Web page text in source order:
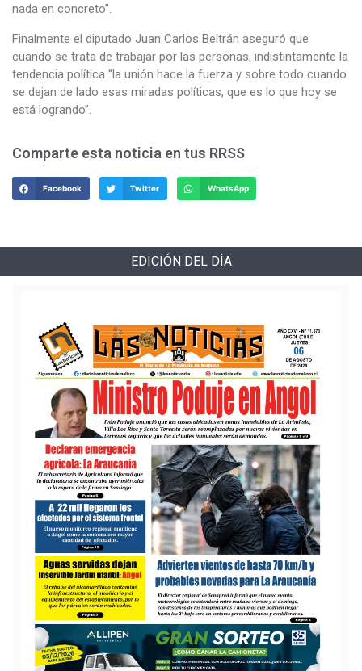
nada en concreto”.
Finalmente el diputado Juan Carlos Beltrán aseguró que
cuando se trata de trabajar por las personas, indistintamente la
tendencia política “la unión hace la fuerza y sobre todo cuando
se dejan de lado esas miradas políticas, que es lo que hoy se
está logrando”.
Comparte esta noticia en tus RRSS
Facebook Twitter WhatsApp
EDICIÓN DEL DÍA